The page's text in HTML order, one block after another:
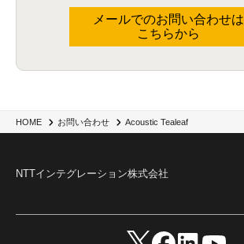
HOME お問い合わせ Acoustic Tealeaf
メールでのお問い合わせは
こちらから
NTTインテグレーション株式会社